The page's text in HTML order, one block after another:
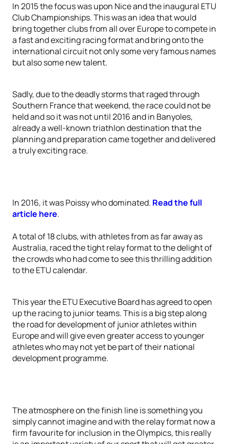
In 2015 the focus was upon Nice and the inaugural ETU
Club Championships. This was an idea that would
bring together clubs from all over Europe to compete in
a fast and exciting racing format and bring onto the
international circuit not only some very famous names
but also some new talent.
Sadly, due to the deadly storms that raged through
Southern France that weekend, the race could not be
held and so it was not until 2016 and in Banyoles,
already a well-known triathlon destination that the
planning and preparation came together and delivered
a truly exciting race.
In 2016, it was Poissy who dominated. Read the full
article here.
A total of 18 clubs, with athletes from as far away as
Australia, raced the tight relay format to the delight of
the crowds who had come to see this thrilling addition
to the ETU calendar.
This year the ETU Executive Board has agreed to open
up the racing to junior teams. This is a big step along
the road for development of junior athletes within
Europe and will give even greater access to younger
athletes who may not yet be part of their national
development programme.
The atmosphere on the finish line is something you
simply cannot imagine and with the relay format now a
firm favourite for inclusion in the Olympics, this really